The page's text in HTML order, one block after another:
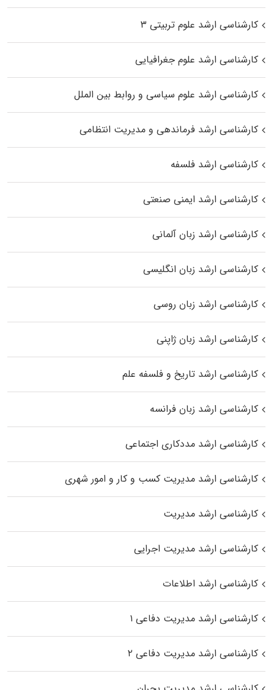
کارشناسی ارشد علوم تربیتی ۳
کارشناسی ارشد علوم جغرافیایی
کارشناسی ارشد علوم سیاسی و روابط بین الملل
کارشناسی ارشد فرماندهی و مدیریت انتظامی
کارشناسی ارشد فلسفه
کارشناسی ارشد ایمنی صنعتی
کارشناسی ارشد زبان آلمانی
کارشناسی ارشد زبان انگلیسی
کارشناسی ارشد زبان روسی
کارشناسی ارشد زبان ژاپنی
کارشناسی ارشد تاریخ و فلسفه علم
کارشناسی ارشد زبان فرانسه
کارشناسی ارشد مددکاری اجتماعی
کارشناسی ارشد مدیریت کسب و کار و امور شهری
کارشناسی ارشد مدیریت
کارشناسی ارشد مدیریت اجرایی
کارشناسی ارشد اطلاعات
کارشناسی ارشد مدیریت دفاعی ۱
کارشناسی ارشد مدیریت دفاعی ۲